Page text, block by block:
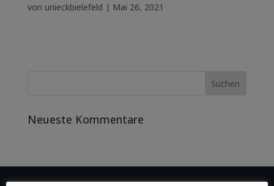
von unieckbielefeld | Mai 26, 2021
Neueste Kommentare